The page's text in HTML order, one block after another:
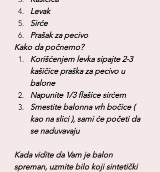
Levak
Sirće
Prašak za pecivo
Kako da počnemo?
Korišćenjem levka sipajte 2-3
kašičice praška za pecivo u
balone
Napunite 1/3 flašice sirćem
Smestite balonna vrh bočice (
kao na slici ), sami će početi da
se naduvavaju
Kada vidite da Vam je balon
spreman, uzmite bilo koji sintetički